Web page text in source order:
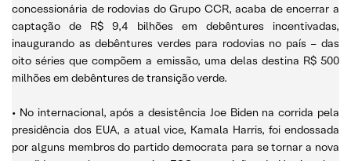
concessionária de rodovias do Grupo CCR, acaba de encerrar a
captação de R$ 9,4 bilhões em debêntures incentivadas,
inaugurando as debêntures verdes para rodovias no país – das
oito séries que compõem a emissão, uma delas destina R$ 500
milhões em debêntures de transição verde.
• No internacional, após a desistência Joe Biden na corrida pela
presidência dos EUA, a atual vice, Kamala Harris, foi endossada
por alguns membros do partido democrata para se tornar a nova